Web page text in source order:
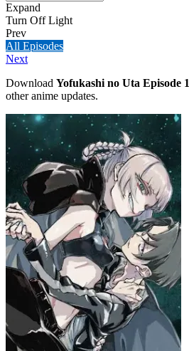
Expand
Turn Off Light
Prev
All Episodes
Next
Download Yofukashi no Uta Episode 1
other anime updates.